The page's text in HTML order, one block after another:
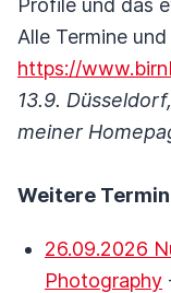
Profile und das
Alle Termine
https://
13.9.
meiner
Weitere
26.09.2026
Photography